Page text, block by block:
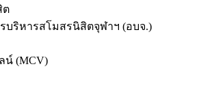
ต
บริหารสโมสรนิสิตจุฬาฯ (อบจ.)
น์ (MCV)